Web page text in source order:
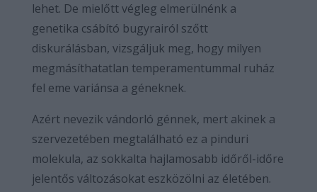
lehet. De mielőtt végleg elmerülnénk a
genetika csábító bugyrairól szőtt
diskurálásban, vizsgáljuk meg, hogy milyen
megmásíthatatlan temperamentummal ruház
fel eme variánsa a géneknek.
Azért nevezik vándorló génnek, mert akinek a
szervezetében megtalálható ez a pinduri
molekula, az sokkalta hajlamosabb időről-időre
jelentős változásokat eszközölni az életében.